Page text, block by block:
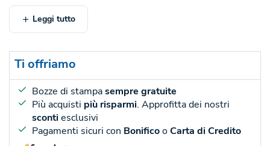
Leggi tutto
Ti offriamo
Bozze di stampasempre gratuite
Più acquisti più risparmi. Approfitta dei nostri
scontiesclusivi
Pagamenti sicuri con BonificooCarta di Credito